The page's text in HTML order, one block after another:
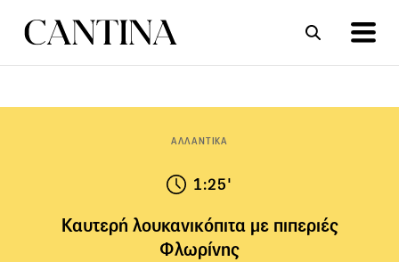
ΑΛΛΑΝΤΙΚΑ
1:25'
Καυτερή λουκανικόπιτα με πιπεριές
Φλωρίνης